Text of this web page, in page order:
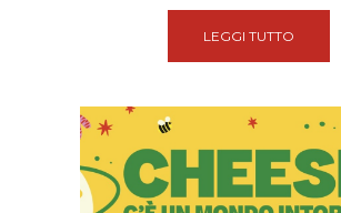
LEGGI TUTTO